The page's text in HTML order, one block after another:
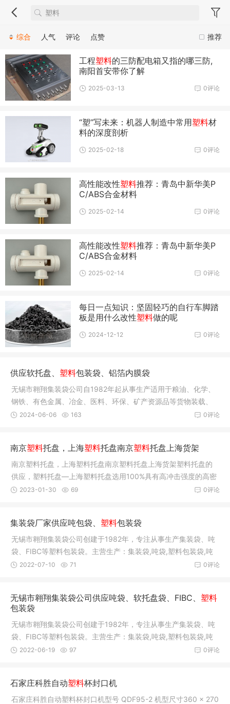
推荐
综合 人气 评论 点赞
工程塑料的三防配电箱又指的哪三防,
南阳首安带你了解
0评论
2025-03-13
“塑”写未来：机器人制造中常用塑料材
料的深度剖析
0评论
2025-02-18
高性能改性塑料推荐：青岛中新华美P
C/ABS合金材料
0评论
2025-02-14
高性能改性塑料推荐：青岛中新华美P
C/ABS合金材料
0评论
2025-02-14
每日一点知识：坚固轻巧的自行车脚踏
板是用什么改性塑料做的呢
0评论
2024-12-12
供应软托盘、 塑料包装袋、铝箔内膜袋
无锡市翱翔集装袋公司自1982年起从事生产适用于粮油、化学、
钢铁、有色金属、冶金、医料、环保、矿产资源品等货物装载、
运输、
0评论
2024-06-06 163
南京塑料托盘，上海塑料托盘南京塑料托盘上海货架
南京塑料托盘，上海塑料托盘南京塑料托盘上海货架塑料托盘的
供应，塑料托盘—上海塑料托盘选用100%具有高冲击强度的高密
聚乙烯或
0评论
2023-01-30 69
集装袋厂家供应吨包袋、 塑料包装袋
无锡市翱翔集装袋公司创建于1982年，专注从事生产集装袋、吨
袋、FIBC等塑料包装袋。主营生产：集装袋,吨袋,塑料包装袋,吨
包袋,污
0评论
2022-07-10 71
无锡市翱翔集装袋公司供应吨袋、软托盘袋、FIBC、 塑料
包装袋
无锡市翱翔集装袋公司创建于1982年，专注从事生产集装袋、吨
袋、FIBC等塑料包装袋。主营生产：集装袋,吨袋,塑料包装袋,吨
包袋,污
0评论
2022-06-19 97
石家庄科胜自动塑料杯封口机
石家庄科胜自动塑料杯封口机型号 QDF95-2 机型尺寸360 × 270